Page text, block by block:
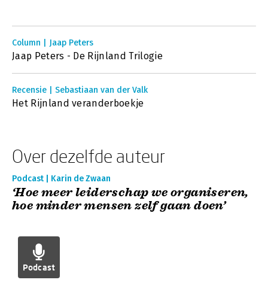
Column | Jaap Peters
Jaap Peters - De Rijnland Trilogie
Recensie | Sebastiaan van der Valk
Het Rijnland veranderboekje
Over dezelfde auteur
Podcast | Karin de Zwaan
‘Hoe meer leiderschap we organiseren,
hoe minder mensen zelf gaan doen’
Podcast